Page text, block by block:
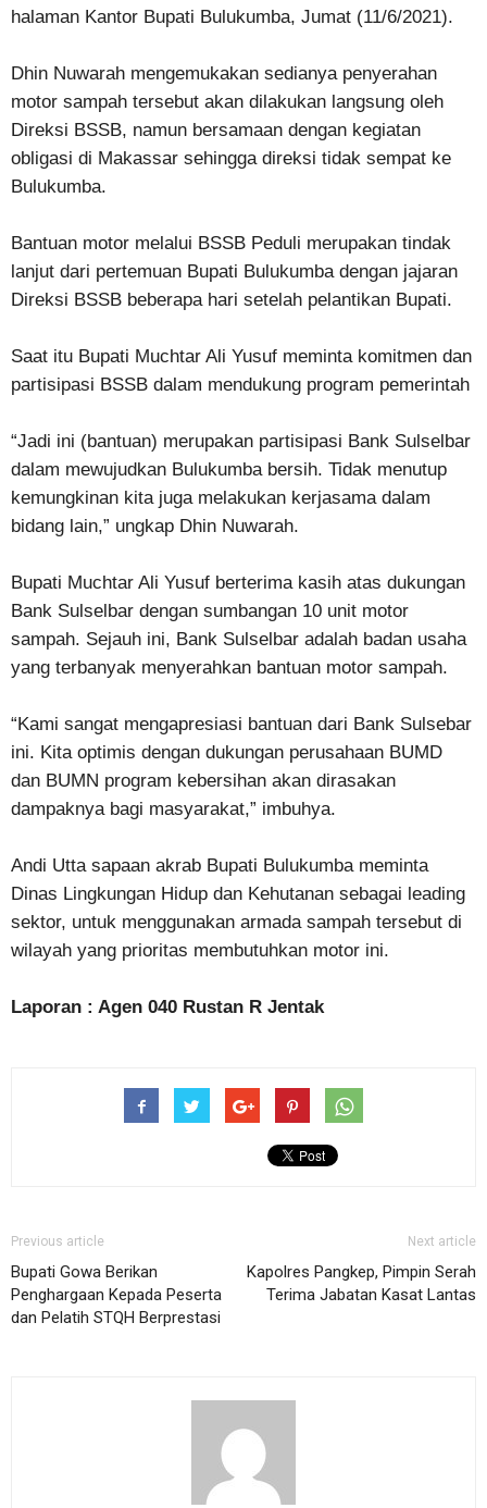
halaman Kantor Bupati Bulukumba, Jumat (11/6/2021).
Dhin Nuwarah mengemukakan sedianya penyerahan
motor sampah tersebut akan dilakukan langsung oleh
Direksi BSSB, namun bersamaan dengan kegiatan
obligasi di Makassar sehingga direksi tidak sempat ke
Bulukumba.
Bantuan motor melalui BSSB Peduli merupakan tindak
lanjut dari pertemuan Bupati Bulukumba dengan jajaran
Direksi BSSB beberapa hari setelah pelantikan Bupati.
Saat itu Bupati Muchtar Ali Yusuf meminta komitmen dan
partisipasi BSSB dalam mendukung program pemerintah
“Jadi ini (bantuan) merupakan partisipasi Bank Sulselbar
dalam mewujudkan Bulukumba bersih. Tidak menutup
kemungkinan kita juga melakukan kerjasama dalam
bidang lain,” ungkap Dhin Nuwarah.
Bupati Muchtar Ali Yusuf berterima kasih atas dukungan
Bank Sulselbar dengan sumbangan 10 unit motor
sampah. Sejauh ini, Bank Sulselbar adalah badan usaha
yang terbanyak menyerahkan bantuan motor sampah.
“Kami sangat mengapresiasi bantuan dari Bank Sulsebar
ini. Kita optimis dengan dukungan perusahaan BUMD
dan BUMN program kebersihan akan dirasakan
dampaknya bagi masyarakat,” imbuhya.
Andi Utta sapaan akrab Bupati Bulukumba meminta
Dinas Lingkungan Hidup dan Kehutanan sebagai leading
sektor, untuk menggunakan armada sampah tersebut di
wilayah yang prioritas membutuhkan motor ini.
Laporan : Agen 040 Rustan R Jentak
Previous article
Bupati Gowa Berikan
Penghargaan Kepada Peserta
dan Pelatih STQH Berprestasi
Next article
Kapolres Pangkep, Pimpin Serah
Terima Jabatan Kasat Lantas